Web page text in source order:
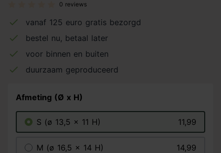
0 reviews
vanaf 125 euro gratis bezorgd
bestel nu, betaal later
voor binnen en buiten
duurzaam geproduceerd
Afmeting (Ø x H)
S (ø 13,5 x 11 H) 11,99
M (ø 16,5 x 14 H) 14,99